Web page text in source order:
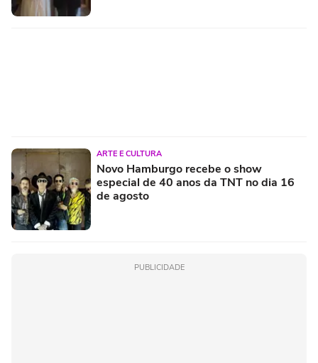
ARTE E CULTURA
Novo Hamburgo recebe o show
especial de 40 anos da TNT no dia 16
de agosto
PUBLICIDADE